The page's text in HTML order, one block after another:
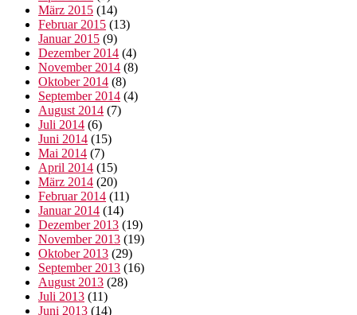
März 2015 (14)
Februar 2015 (13)
Januar 2015 (9)
Dezember 2014 (4)
November 2014 (8)
Oktober 2014 (8)
September 2014 (4)
August 2014 (7)
Juli 2014 (6)
Juni 2014 (15)
Mai 2014 (7)
April 2014 (15)
März 2014 (20)
Februar 2014 (11)
Januar 2014 (14)
Dezember 2013 (19)
November 2013 (19)
Oktober 2013 (29)
September 2013 (16)
August 2013 (28)
Juli 2013 (11)
Juni 2013 (14)